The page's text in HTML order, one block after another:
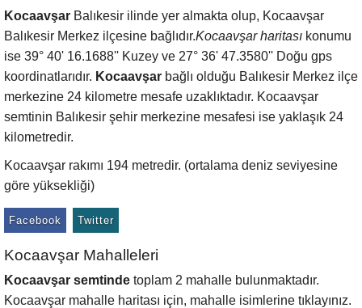
Kocaavşar Balıkesir ilinde yer almakta olup, Kocaavşar
Balıkesir Merkez ilçesine bağlıdır.Kocaavşar haritası konumu
ise 39° 40' 16.1688'' Kuzey ve 27° 36' 47.3580'' Doğu gps
koordinatlarıdır. Kocaavşar bağlı olduğu Balıkesir Merkez ilçe
merkezine 24 kilometre mesafe uzaklıktadır. Kocaavşar
semtinin Balıkesir şehir merkezine mesafesi ise yaklaşık 24
kilometredir.
Kocaavşar rakımı 194 metredir. (ortalama deniz seviyesine
göre yüksekliği)
Facebook Twitter
Kocaavşar Mahalleleri
Kocaavşar semtinde toplam 2 mahalle bulunmaktadır.
Kocaavşar mahalle haritası için, mahalle isimlerine tıklayınız.